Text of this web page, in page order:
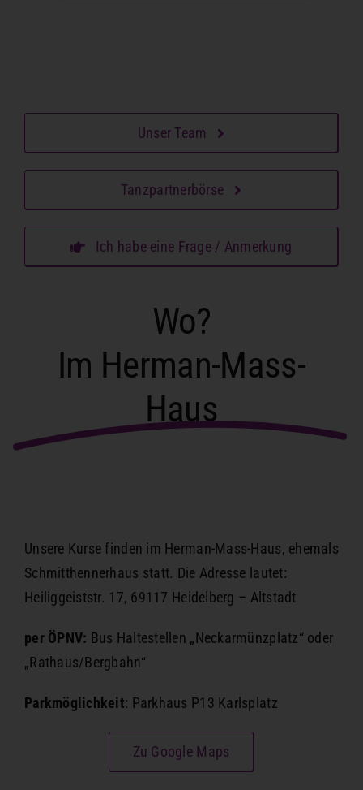
Unser Team
Tanzpartnerbörse
Ich habe eine Frage / Anmerkung
Wo?
Im Herman-Mass-
Haus
Unsere Kurse finden im Herman-Mass-Haus, ehemals
Schmitthennerhaus statt. Die Adresse lautet:
Heiliggeiststr. 17, 69117 Heidelberg – Altstadt
per ÖPNV: Bus Haltestellen „Neckarmünzplatz“ oder
„Rathaus/Bergbahn“
Parkmöglichkeit: Parkhaus P13 Karlsplatz
Zu Google Maps